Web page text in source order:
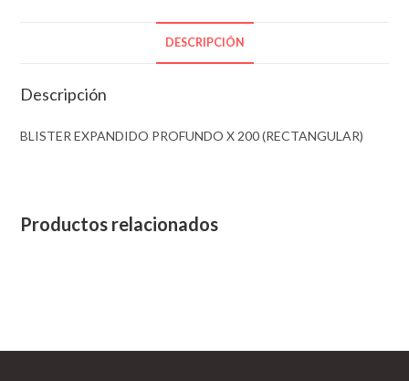
DESCRIPCIÓN
Descripción
BLISTER EXPANDIDO PROFUNDO X 200 (RECTANGULAR)
Productos relacionados